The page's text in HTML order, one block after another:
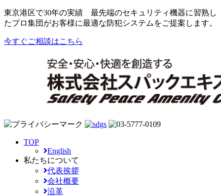
東京港区で30年の実績 最先端のセキュリティ機器に習熟し
たプロ集団がお客様に最適な防犯システムをご提案します。
今すぐご相談はこちら
TOP
English
私たちについて
代表挨拶
会社概要
沿革